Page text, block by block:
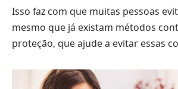
Isso faz com que muitas pessoas
mesmo que já existam métodos
proteção, que ajude a evitar essas